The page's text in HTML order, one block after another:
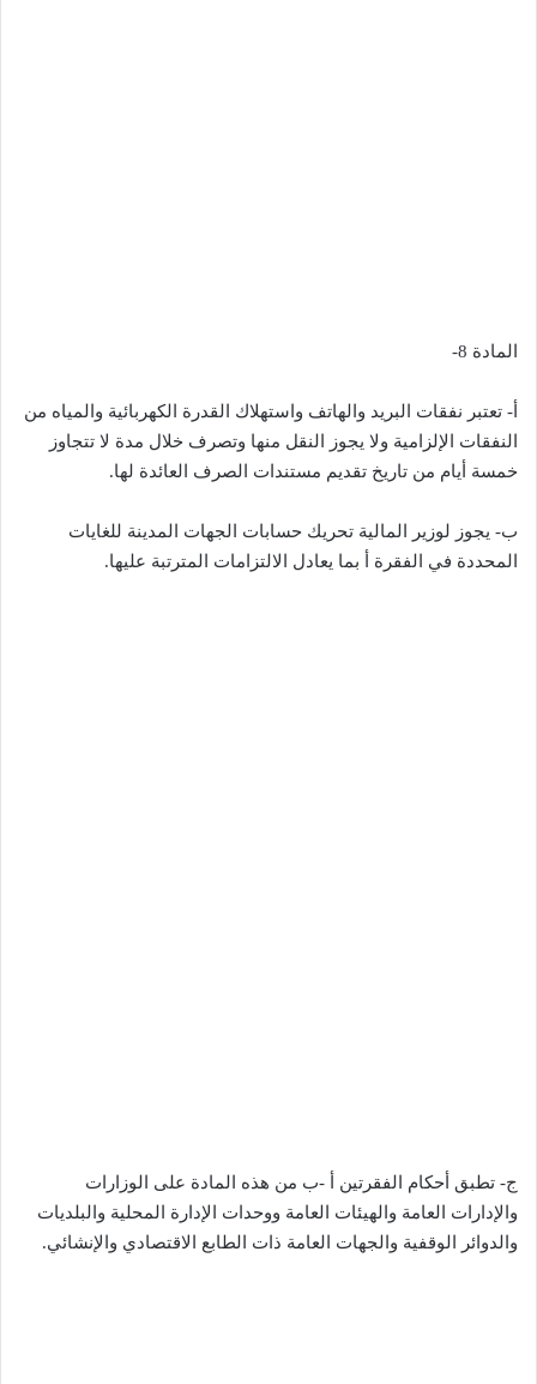
المادة 8-
أ- تعتبر نفقات البريد والهاتف واستهلاك القدرة الكهربائية والمياه من
النفقات الإلزامية ولا يجوز النقل منها وتصرف خلال مدة لا تتجاوز
خمسة أيام من تاريخ تقديم مستندات الصرف العائدة لها.
ب- يجوز لوزير المالية تحريك حسابات الجهات المدينة للغايات
المحددة في الفقرة أ بما يعادل الالتزامات المترتبة عليها.
ج- تطبق أحكام الفقرتين أ -ب من هذه المادة على الوزارات
والإدارات العامة والهيئات العامة ووحدات الإدارة المحلية والبلديات
والدوائر الوقفية والجهات العامة ذات الطابع الاقتصادي والإنشائي.